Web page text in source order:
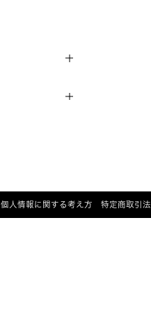
個人情報に関する考え方 特定商取引